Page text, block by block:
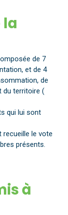
la
de 7
et de 4
de
du territoire (
qui lui sont
recueille le vote
présents.
à